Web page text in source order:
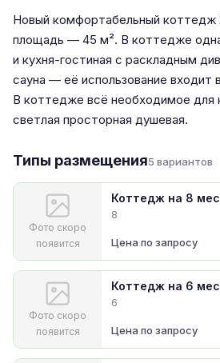
Новый комфортабельный коттедж
площадь — 45 м². В коттедже
и кухня-гостиная с раскладным
сауна — её использование входит
В коттедже всё необходимое для
светлая просторная душевая.
Типы размещения5 вариантов
Фото скоро
появится
Коттедж на 8
8
Цена по запросу
Фото скоро
появится
Коттедж на 6
6
Цена по запросу